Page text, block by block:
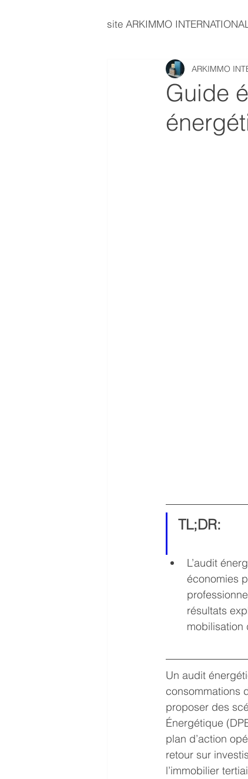
site ARKIMMO
immobilier d'entreprise
investissement immobilier
Guide
ARKIMMO
TL;DR:
L’audit
économies
résultats
mobilisation
Un audit
consommations
proposer des
Énergétique
plan d’action
retour sur
l’immobilier